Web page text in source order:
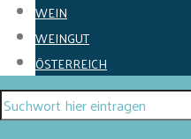
WEIN
WEINGUT
ÖSTERREICH